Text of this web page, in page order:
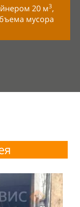
20 м3,
мусора